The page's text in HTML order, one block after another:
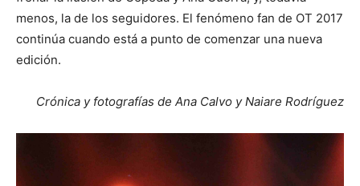
menos, la de los seguidores. El fenómeno fan de OT 2017
continúa cuando está a punto de comenzar una nueva
edición.
Crónica y fotografías de Ana Calvo y Naiare Rodríguez